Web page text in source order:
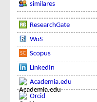
similares
ResearchGate
WoS
Scopus
LinkedIn
Academia.edu
Orcid